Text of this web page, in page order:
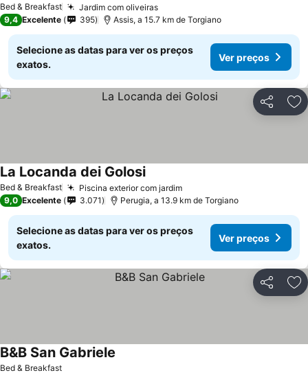
Bed & Breakfast Jardim com oliveiras
9,4 Excelente 395 Assis, a 15.7 km de Torgiano
Selecione as datas para ver os preços
exatos.
Ver preços
Partilhar
Bed & Breakfast Piscina exterior com jardim
La Locanda dei Golosi
9,0 Excelente 3.071 Perugia, a 13.9 km de Torgiano
Selecione as datas para ver os preços
exatos.
Ver preços
Partilhar
Bed & Breakfast
B&B San Gabriele